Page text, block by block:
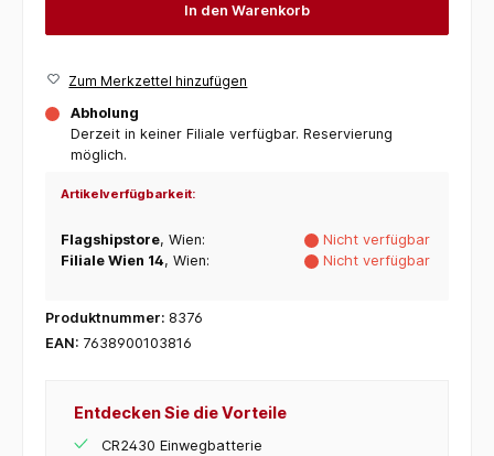
In den Warenkorb
Zum Merkzettel hinzufügen
Abholung
Derzeit in keiner Filiale verfügbar. Reservierung
möglich.
Artikelverfügbarkeit:
Flagshipstore, Wien:
Nicht verfügbar
Filiale Wien 14, Wien: Nicht verfügbar
Produktnummer: 8376
EAN: 7638900103816
Entdecken Sie die Vorteile
CR2430 Einwegbatterie